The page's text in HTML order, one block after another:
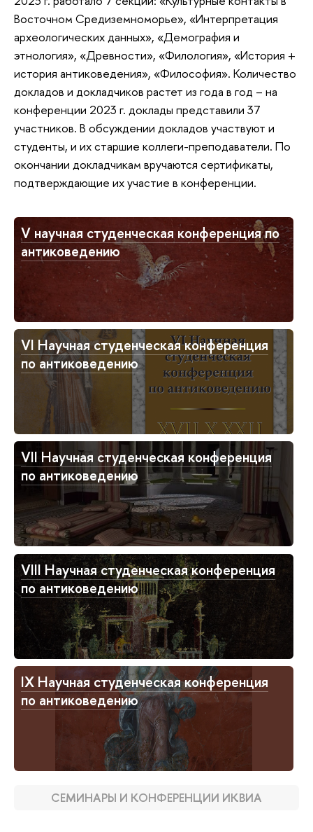
Восточном Средиземноморье», «Интерпретация
археологических данных», «Демография и
этнология», «Древности», «Филология», «История +
история антиковедения», «Философия». Количество
докладов и докладчиков растет из года в год – на
конференции 2023 г. доклады представили 37
участников. В обсуждении докладов участвуют и
студенты, и их старшие коллеги-преподаватели. По
окончании докладчикам вручаются сертификаты,
подтверждающие их участие в конференции.
V научная студенческая конференция по
антиковедению
VI Научная студенческая конференция
по антиковедению
VII Научная студенческая конференция
по антиковедению
VIII Научная студенческая конференция
по антиковедению
IX Научная студенческая конференция
по антиковедению
СЕМИНАРЫ И КОНФЕРЕНЦИИ ИКВИА